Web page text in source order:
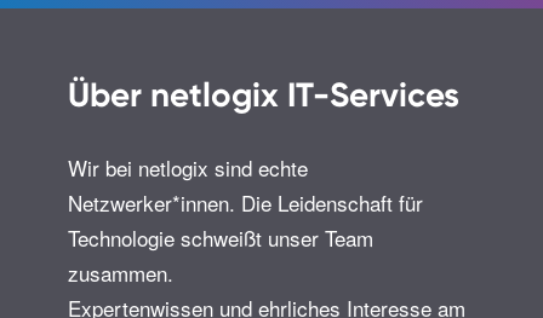
Über netlogix IT-Services
Wir bei netlogix sind echte
Netzwerker*innen. Die Leidenschaft für
Technologie schweißt unser Team
zusammen.
Expertenwissen und ehrliches Interesse am